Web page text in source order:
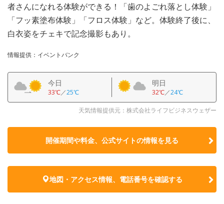
者さんになれる体験ができる！「歯のよごれ落とし体験」
「フッ素塗布体験」「フロス体験」など。体験終了後に、
白衣姿をチェキで記念撮影もあり。
情報提供：イベントバンク
今日
33℃／25℃
明日
32℃／24℃
天気情報提供元：株式会社ライフビジネスウェザー
開催期間や料金、公式サイトの情報を見る
地図・アクセス情報、電話番号を確認する